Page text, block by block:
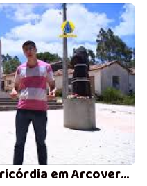
Santuário da Divina Misericórdia em Arcoverde